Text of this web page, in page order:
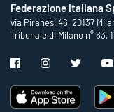
Federazione Italiana
via Piranesi 46, 20137
Tribunale di Milano n° 63,